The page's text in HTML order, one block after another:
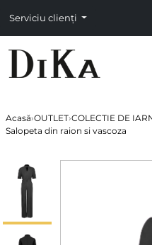
Serviciu clienți
Acasă›OUTLET›COLECTIE DE
Salopeta din raion si vascoza